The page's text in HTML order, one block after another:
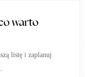
warto
listę i zaplanuj